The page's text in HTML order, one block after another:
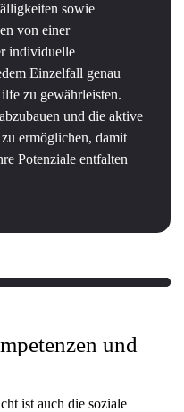
sowie
von einer
individuelle
Einzelfall genau
zu gewährleisten.
und die aktive
ermöglichen, damit
Potenziale entfalten
und
ist auch die soziale